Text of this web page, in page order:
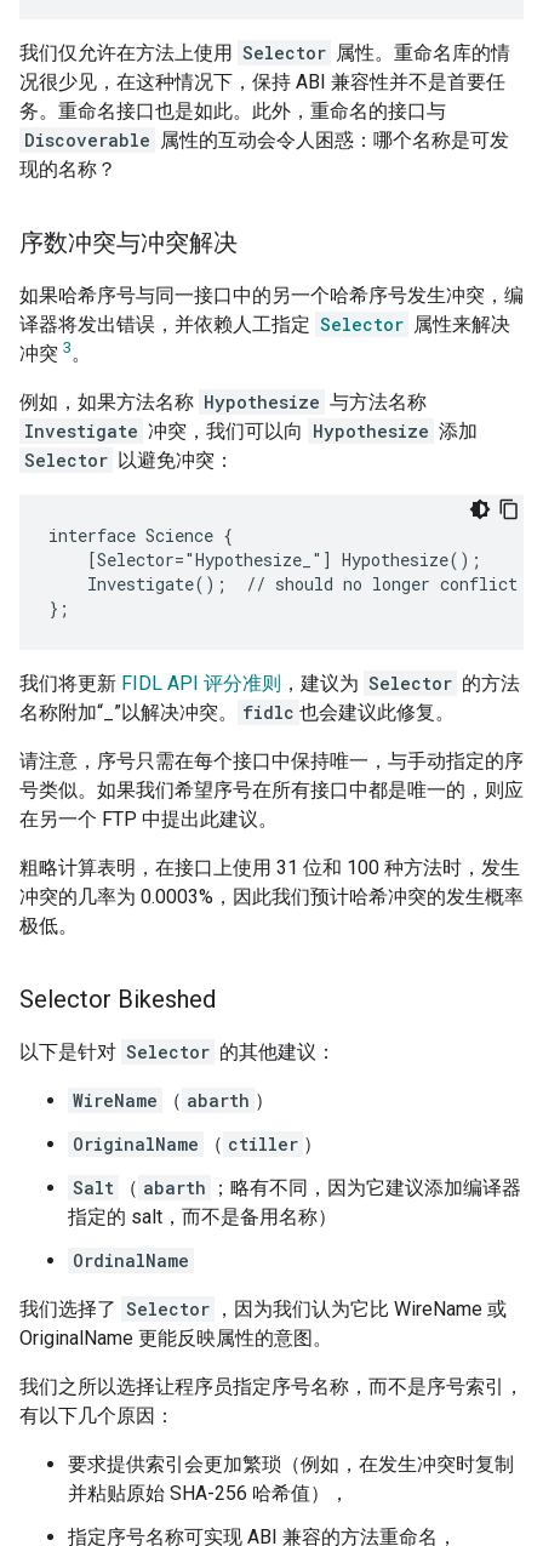
我们仅允许在方法上使用 Selector 属性。重命名库的情
况很少见，在这种情况下，保持 ABI 兼容性并不是首要任
务。重命名接口也是如此。此外，重命名的接口与
Discoverable 属性的互动会令人困惑：哪个名称是可发
现的名称？
序数冲突与冲突解决
如果哈希序号与同一接口中的另一个哈希序号发生冲突，编
译器将发出错误，并依赖人工指定 Selector 属性来解决
冲突 3。
例如，如果方法名称 Hypothesize 与方法名称
Investigate 冲突，我们可以向 Hypothesize 添加
Selector 以避免冲突：
interface Science {
    [Selector="Hypothesize_"] Hypothesize();
Investigate();  // should no longer conflict
我们将更新 FIDL API 评分准则 ，建议为 Selector 的方法
名称附加“_”以解决冲突。
fidlc 也会建议此修复。
请注意，序号只需在每个接口中保持唯一，与手动指定的序
号类似。如果我们希望序号在所有接口中都是唯一的，则应
在另一个 FTP 中提出此建议。
粗略计算表明，在接口上使用 31 位和 100 种方法时，发生
冲突的几率为 0.0003%，因此我们预计哈希冲突的发生概率
极低。
Selector Bikeshed
以下是针对 Selector 的其他建议：
WireName （ abarth ）
OriginalName
（ ctiller ）
Salt
（ abarth
；略有不同，因为它建议添加编译器
指定的 salt，而不是备用名称）
OrdinalName
我们选择了 Selector ，因为我们认为它比 WireName 或
OriginalName 更能反映属性的意图。
我们之所以选择让程序员指定序号名称，而不是序号索引，
有以下几个原因：
要求提供索引会更加繁琐（例如，在发生冲突时复制
并粘贴原始 SHA-256 哈希值），
指定序号名称可实现 ABI 兼容的方法重命名，